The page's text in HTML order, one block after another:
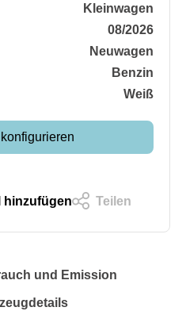
Kleinwagen
08/2026
Neuwagen
Benzin
Weiß
hinzufügen Teilen
und Emission